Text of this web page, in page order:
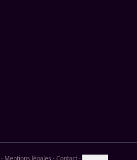
- Mentions légales -Contact-